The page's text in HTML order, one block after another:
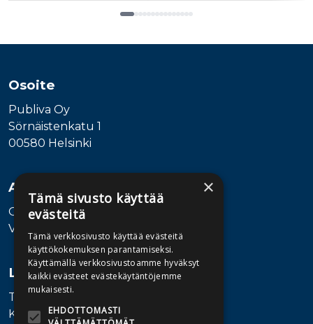
Osoite
Publiva Oy
Sörnäistenkatu 1
00580 Helsinki
Asiakaspalvelu
Ota yhteyttä
Vaihde: 010 345100
Lisätietoa
Toimitusehdot
Käyttöohjeet
×
Tämä sivusto käyttää
evästeitä
Tämä verkkosivusto käyttää evästeitä
käyttökokemuksen parantamiseksi.
Käyttämällä verkkosivustoamme hyväksyt
kaikki evästeet evästekäytäntöjemme
mukaisesti.
EHDOTTOMASTI